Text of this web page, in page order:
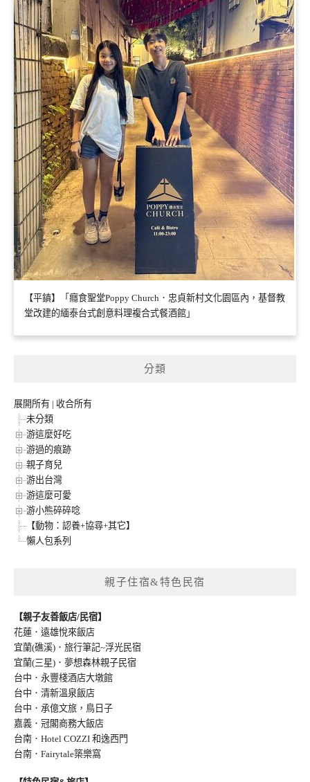
【平鎮】「癮食聖堂Poppy Church．忠貞新村文化園區內，基督教
堂改建的緬泰台式創意料理複合式餐酒館」
分類
展開所有 | 收合所有
未分類
游這麼好吃
游過的痕跡
親子育兒
游出台灣
游這麼可愛
游小熊碎碎唸
【動物：認養+協尋+其它】
懶人包系列
親子住宿&特色民宿
【親子友善飯店/民宿】
花蓮．遠雄悅來飯店
宜蘭(礁溪)．旅行筆記~浮光民宿
宜蘭(三星)．夢想森林親子民宿
台中．永豐棧酒店大墩館
台中．清新溫泉飯店
台中．承億文旅，鳥日子
嘉義．冠閣商務大飯店
台南．Hotel COZZI 和逸西門
台南．Fairytale築樂窩